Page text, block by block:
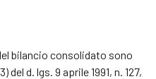
bilancio consolidato sono
d. lgs. 9 aprile 1991, n. 127,